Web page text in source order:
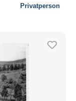
Privatperson